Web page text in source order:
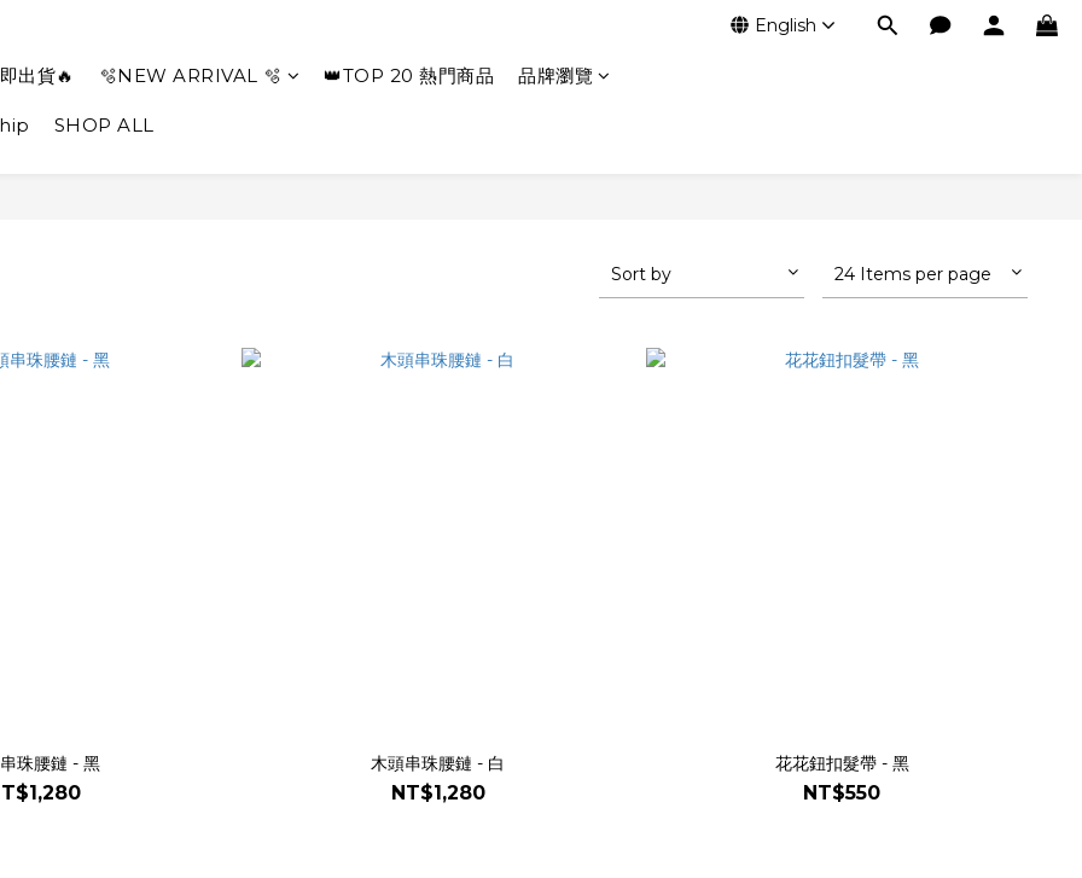
English
出貨🔥 🫧NEW ARRIVAL 🫧 👑TOP 20 熱門商品 品牌瀏覽
SHOP ALL
Sort by 24 Items per page
珠腰鏈 - 黑 木頭串珠腰鏈 - 白
NT$1,280
花花鈕扣髮帶 - 黑
NT$550